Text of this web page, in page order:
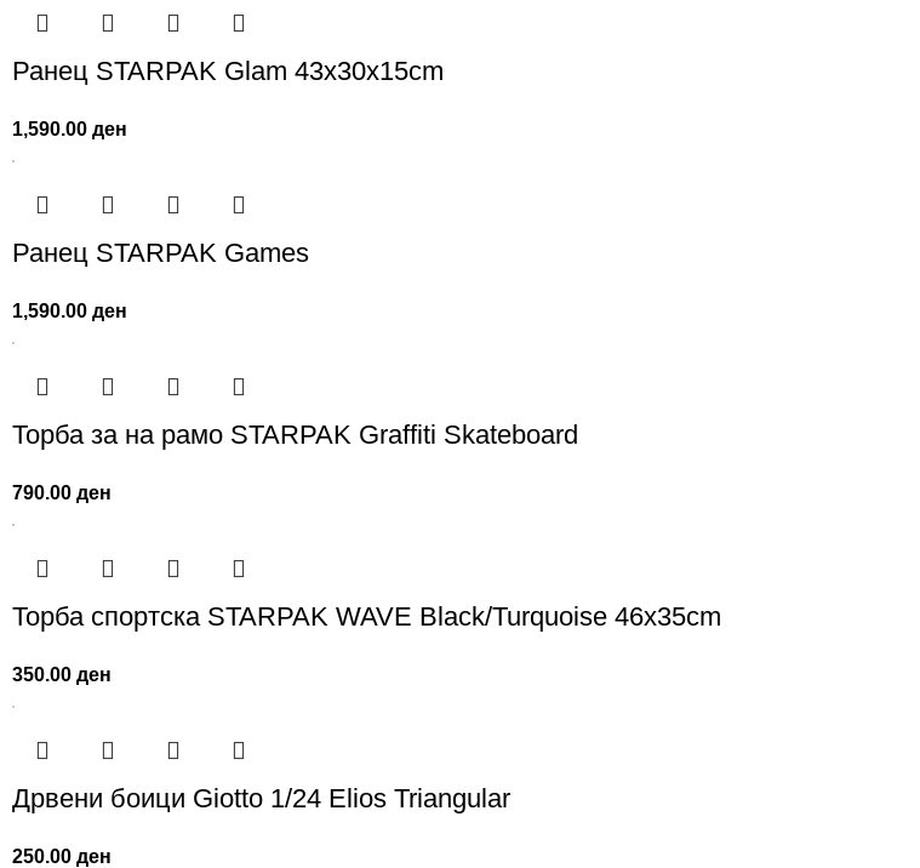
Ранец STARPAK Glam 43x30x15cm
1,590.00ден
Ранец STARPAK Games
1,590.00ден
Торба за на рамо STARPAK Graffiti Skateboard
790.00ден
Торба спортска STARPAK WAVE Black/Turquoise 46х35cm
350.00ден
Дрвени боици Giotto 1/24 Elios Triangular
250.00ден